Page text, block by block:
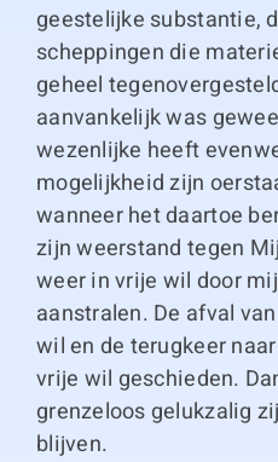
geestelijke substantie,
scheppingen die
geheel
aanvankelijk was
wezenlijke heeft
mogelijkheid zijn
wanneer het daartoe
zijn weerstand tegen
weer in vrije wil door
aanstralen. De afval
wil en de terugkeer
vrije wil geschieden.
grenzeloos gelukzalig
blijven.